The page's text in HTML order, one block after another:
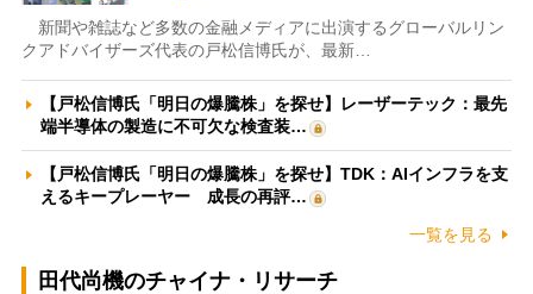
新聞や雑誌など多数の金融メディアに出演するグローバルリン
クアドバイザーズ代表の戸松信博氏が、最新…
【戸松信博氏「明日の爆騰株」を探せ】レーザーテック：最先
端半導体の製造に不可欠な検査装…
【戸松信博氏「明日の爆騰株」を探せ】TDK：AIインフラを支
えるキープレーヤー 成長の再評…
一覧を見る
田代尚機のチャイナ・リサーチ